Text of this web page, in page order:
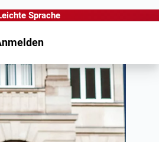
Sprache